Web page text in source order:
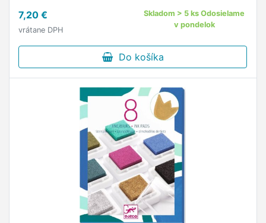
7,20 €
vrátane DPH
Skladom > 5 ks Odosielame
v pondelok
Do košíka